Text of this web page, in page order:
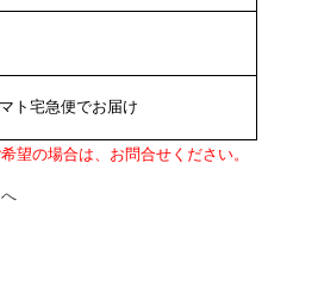
ト宅急便でお届け
望の場合は、お問合せください。